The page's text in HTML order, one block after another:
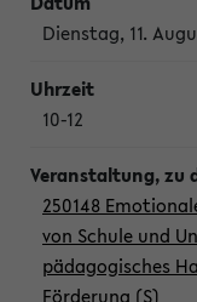
Dienstag, 11.
10-12
250148
von Schule und
pädagogisches
Förderung (S)